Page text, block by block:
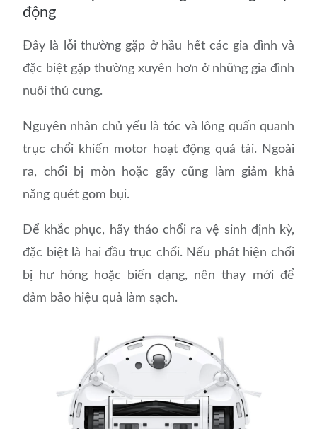
động
Đây là lỗi thường gặp ở hầu hết các gia đình và
đặc biệt gặp thường xuyên hơn ở những gia đình
nuôi thú cưng.
Nguyên nhân chủ yếu là tóc và lông quấn quanh
trục chổi khiến motor hoạt động quá tải. Ngoài
ra, chổi bị mòn hoặc gãy cũng làm giảm khả
năng quét gom bụi.
Để khắc phục, hãy tháo chổi ra vệ sinh định kỳ,
đặc biệt là hai đầu trục chổi. Nếu phát hiện chổi
bị hư hỏng hoặc biến dạng, nên thay mới để
đảm bảo hiệu quả làm sạch.